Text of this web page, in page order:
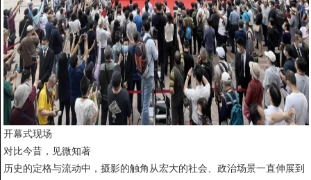
开幕式现场
对比今昔，见微知著
历史的定格与流动中，摄影的触角从宏大的社会、政治场景一直伸展到